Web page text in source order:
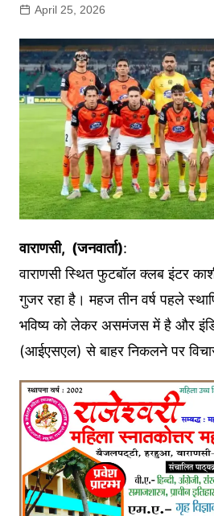
April 25, 2026
वाराणसी, (जनवार्ता):
वाराणसी स्थित फुटबॉल क्लब इंटर
गुजर रहा है। महज तीन वर्ष पहले
भविष्य को लेकर असमंजस में है और
(आईएसएल) से बाहर निकलने पर